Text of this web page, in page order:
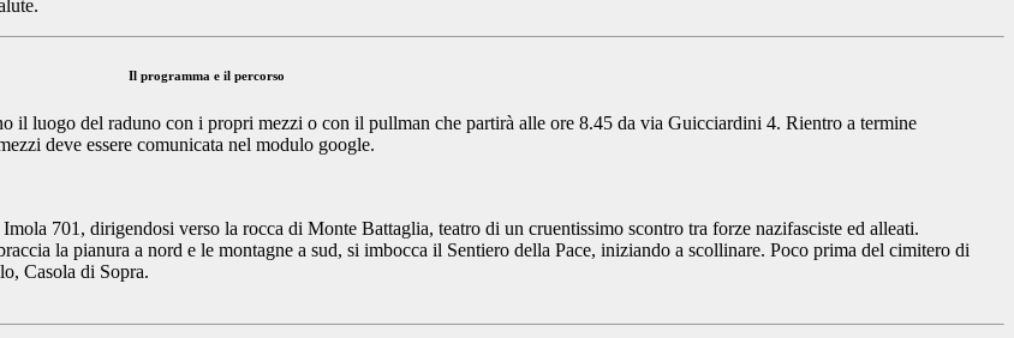
Il programma e il percorso
il luogo del raduno con i propri mezzi o con il pullman che partirà alle ore 8.45 da via Guicciardini 4. Rientro a termine
deve essere comunicata nel modulo google.
701, dirigendosi verso la rocca di Monte Battaglia, teatro di un cruentissimo scontro tra forze nazifasciste ed alleati.
la pianura a nord e le montagne a sud, si imbocca il Sentiero della Pace, iniziando a scollinare. Poco prima del cimitero di
Casola di Sopra.